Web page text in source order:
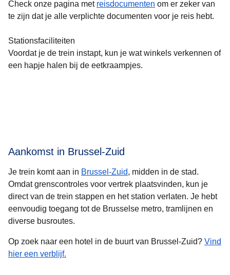
Check onze pagina met reisdocumenten om er zeker van
te zijn dat je alle verplichte documenten voor je reis hebt.
Stationsfaciliteiten
Voordat je de trein instapt, kun je wat winkels verkennen of
een hapje halen bij de eetkraampjes.
Aankomst in Brussel-Zuid
Je trein komt aan in Brussel-Zuid, midden in de stad.
Omdat grenscontroles voor vertrek plaatsvinden, kun je
direct van de trein stappen en het station verlaten. Je hebt
eenvoudig toegang tot de Brusselse metro, tramlijnen en
diverse busroutes.
Op zoek naar een hotel in de buurt van Brussel-Zuid? Vind
hier een verblijf.